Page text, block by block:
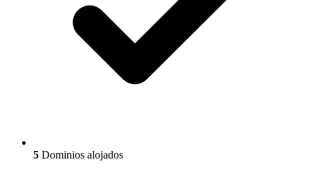
5 Dominios alojados